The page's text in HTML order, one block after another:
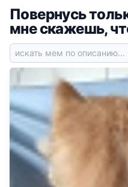
Повернусь
мне скажешь,